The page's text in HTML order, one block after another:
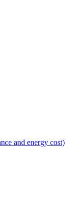
and energy cost)